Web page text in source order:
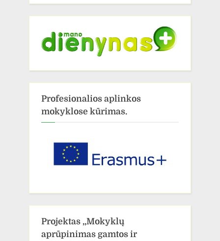
Profesionalios aplinkos
mokyklose kūrimas.
Projektas ,,Mokyklų
aprūpinimas gamtos ir